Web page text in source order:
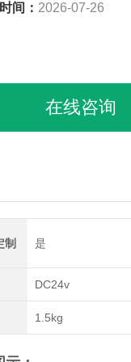
间： 2026-07-26
在线咨询
制 是
DC24v
1.5kg